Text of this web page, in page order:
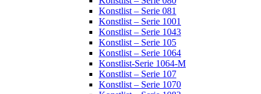
Konstlist – Serie 081
Konstlist – Serie 1001
Konstlist – Serie 1043
Konstlist – Serie 105
Konstlist – Serie 1064
Konstlist-Serie 1064-M
Konstlist – Serie 107
Konstlist – Serie 1070